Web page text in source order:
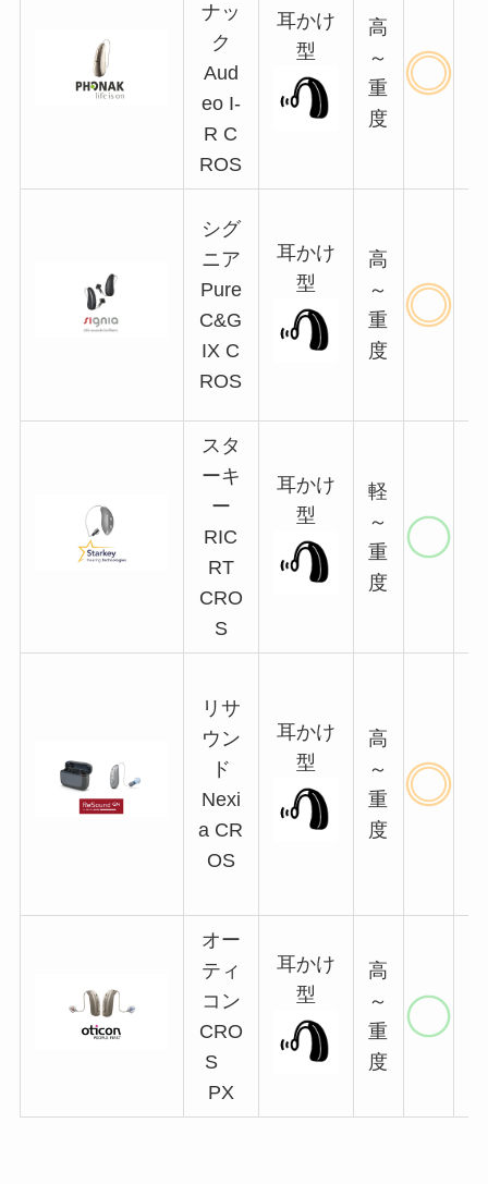
ナッ
ク
Aud
eo I-
R C
ROS
耳かけ
型
高
～
重
度
シグ
ニア
Pure
C&G
IX C
ROS
耳かけ
型
高
～
重
度
スタ
ーキ
ー
RIC
RT
CRO
S
耳かけ
型
軽
～
重
度
リサ
ウン
ド
Nexi
a CR
OS
耳かけ
型
高
～
重
度
オー
ティ
コン
CRO
S
PX
耳かけ
型
高
～
重
度